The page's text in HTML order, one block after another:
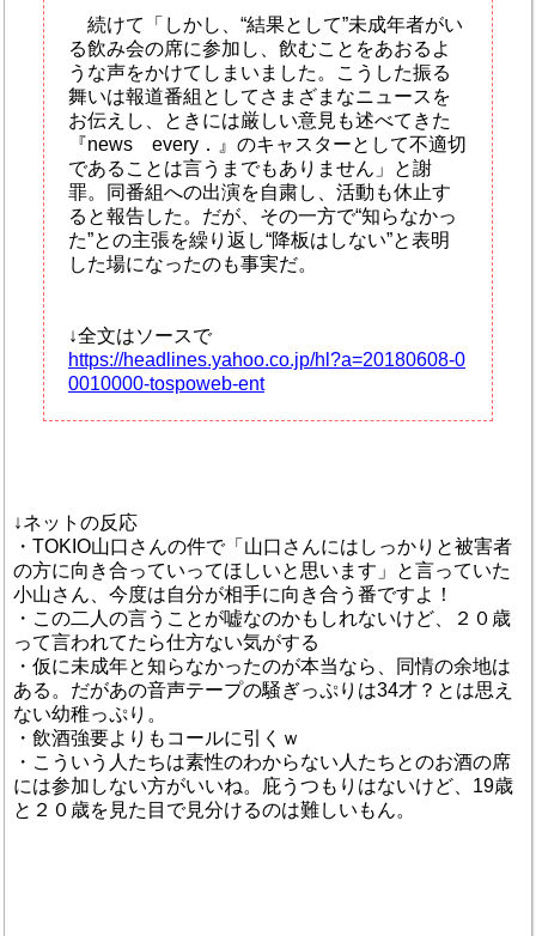
続けて「しかし、“結果として”未成年者がい
る飲み会の席に参加し、飲むことをあおるよ
うな声をかけてしまいました。こうした振る
舞いは報道番組としてさまざまなニュースを
お伝えし、ときには厳しい意見も述べてきた
『news every．』のキャスターとして不適切
であることは言うまでもありません」と謝
罪。同番組への出演を自粛し、活動も休止す
ると報告した。だが、その一方で“知らなかっ
た”との主張を繰り返し“降板はしない”と表明
した場になったのも事実だ。
↓全文はソースで
https://headlines.yahoo.co.jp/hl?a=20180608-0
0010000-tospoweb-ent
↓ネットの反応
・TOKIO山口さんの件で「山口さんにはしっかりと被害者
の方に向き合っていってほしいと思います」と言っていた
小山さん、今度は自分が相手に向き合う番ですよ！
・この二人の言うことが嘘なのかもしれないけど、２０歳
って言われてたら仕方ない気がする
・仮に未成年と知らなかったのが本当なら、同情の余地は
ある。だがあの音声テープの騒ぎっぷりは34才？とは思え
ない幼稚っぷり。
・飲酒強要よりもコールに引くｗ
・こういう人たちは素性のわからない人たちとのお酒の席
には参加しない方がいいね。庇うつもりはないけど、19歳
と２０歳を見た目で見分けるのは難しいもん。